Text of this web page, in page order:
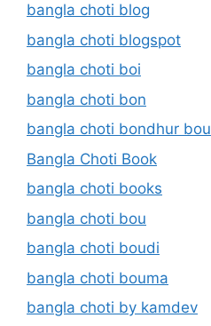
bangla choti blog
bangla choti blogspot
bangla choti boi
bangla choti bon
bangla choti bondhur bou
Bangla Choti Book
bangla choti books
bangla choti bou
bangla choti boudi
bangla choti bouma
bangla choti by kamdev